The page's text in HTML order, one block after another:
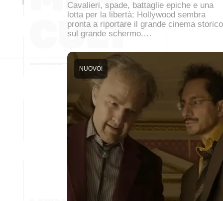
Cavalieri, spade, battaglie epiche e una
lotta per la libertà: Hollywood sembra
pronta a riportare il grande cinema storico
sul grande schermo.…
NUOVO!